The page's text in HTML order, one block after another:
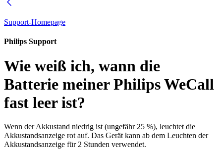
Support-Homepage
Philips Support
Wie weiß ich, wann die
Batterie meiner Philips WeCall
fast leer ist?
Wenn der Akkustand niedrig ist (ungefähr 25 %), leuchtet die
Akkustandsanzeige rot auf. Das Gerät kann ab dem Leuchten der
Akkustandsanzeige für 2 Stunden verwendet.